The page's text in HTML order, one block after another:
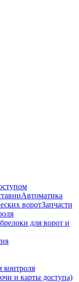
Автоматика
воротЗапчасти
для ворот и
контроля
и карты доступа)